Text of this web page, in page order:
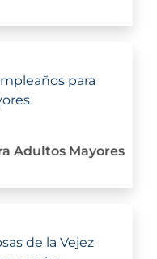
Adultos Mayores